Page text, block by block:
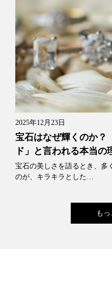
2025年12月23日
宝石はなぜ輝くのか？
ド」と言われる本当の
宝石の美しさを語るとき、多
のが、キラキラとした…
も